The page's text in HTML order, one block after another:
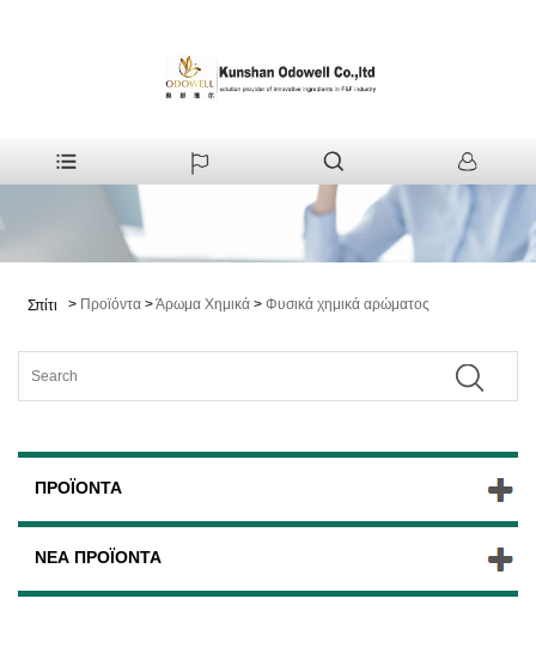
Σπίτι > Προϊόντα >Άρωμα Χημικά > Φυσικά χημικά αρώματος
ΠΡΟΪΌΝΤΑ
ΝΈΑ ΠΡΟΪΌΝΤΑ